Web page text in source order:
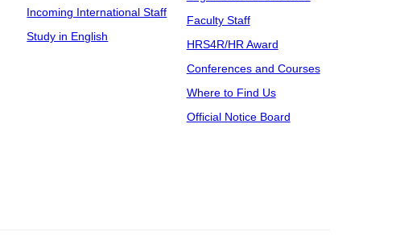
Incoming International Staff
Study in English
Faculty Staff
HRS4R/HR Award
Conferences and Courses
Where to Find Us
Official Notice Board